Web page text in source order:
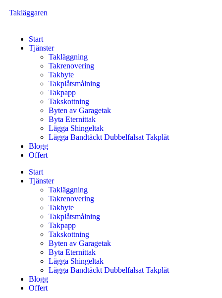
Takläggaren
Start
Tjänster
Takläggning
Takrenovering
Takbyte
Takplåtsmålning
Takpapp
Takskottning
Byten av Garagetak
Byta Eternittak
Lägga Shingeltak
Lägga Bandtäckt Dubbelfalsat Takplåt
Blogg
Offert
Start
Tjänster
Takläggning
Takrenovering
Takbyte
Takplåtsmålning
Takpapp
Takskottning
Byten av Garagetak
Byta Eternittak
Lägga Shingeltak
Lägga Bandtäckt Dubbelfalsat Takplåt
Blogg
Offert